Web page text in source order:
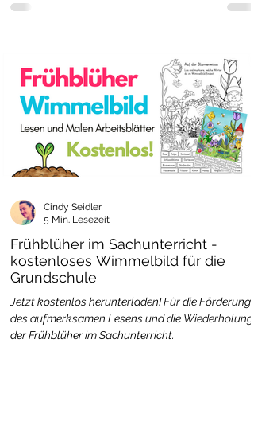
Frühblüher im Sachunterricht -
kostenloses Wimmelbild für die
Grundschule
Jetzt kostenlos herunterladen! Für die Förderung
des aufmerksamen Lesens und die Wiederholung
der Frühblüher im Sachunterricht.
Cindy Seidler
5 Min. Lesezeit